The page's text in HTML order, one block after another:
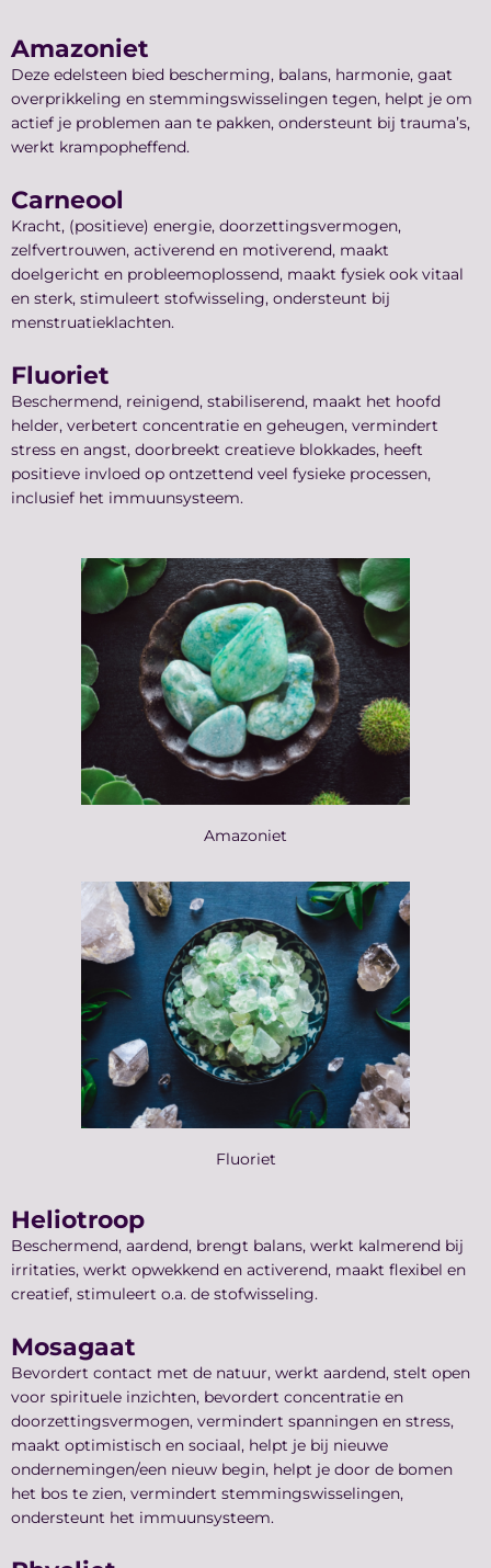
Amazoniet
Deze edelsteen bied bescherming, balans, harmonie, gaat
overprikkeling en stemmingswisselingen tegen, helpt je om
actief je problemen aan te pakken, ondersteunt bij trauma’s,
werkt krampopheffend.
Carneool
Kracht, (positieve) energie, doorzettingsvermogen,
zelfvertrouwen, activerend en motiverend, maakt
doelgericht en probleemoplossend, maakt fysiek ook vitaal
en sterk, stimuleert stofwisseling, ondersteunt bij
menstruatieklachten.
Fluoriet
Beschermend, reinigend, stabiliserend, maakt het hoofd
helder, verbetert concentratie en geheugen, vermindert
stress en angst, doorbreekt creatieve blokkades, heeft
positieve invloed op ontzettend veel fysieke processen,
inclusief het immuunsysteem.
Amazoniet
Fluoriet
Heliotroop
Beschermend, aardend, brengt balans, werkt kalmerend bij
irritaties, werkt opwekkend en activerend, maakt flexibel en
creatief, stimuleert o.a. de stofwisseling.
Mosagaat
Bevordert contact met de natuur, werkt aardend, stelt open
voor spirituele inzichten, bevordert concentratie en
doorzettingsvermogen, vermindert spanningen en stress,
maakt optimistisch en sociaal, helpt je bij nieuwe
ondernemingen/een nieuw begin, helpt je door de bomen
het bos te zien, vermindert stemmingswisselingen,
ondersteunt het immuunsysteem.